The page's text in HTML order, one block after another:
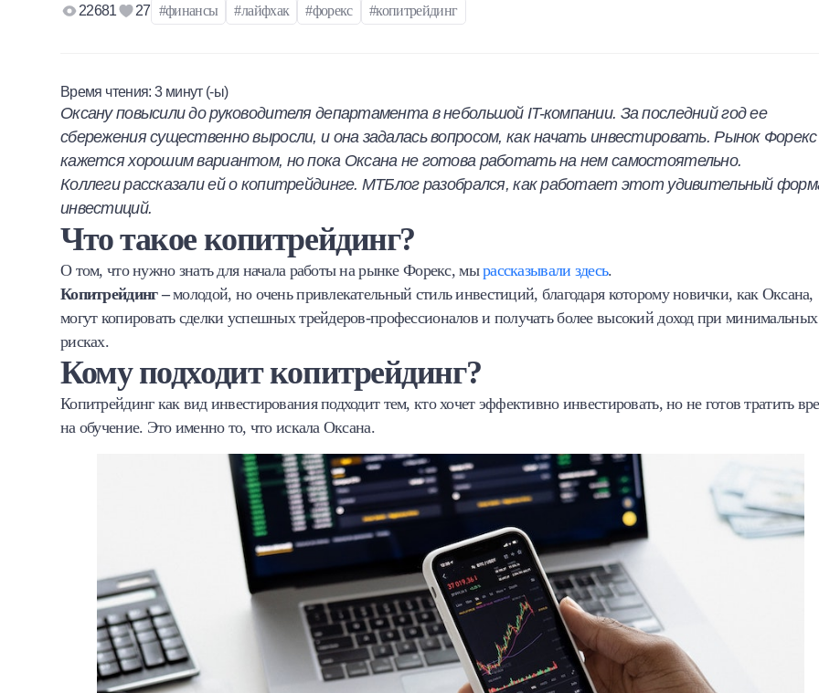
Халва
Онлайн-обменник
Премиальный сервис Prime Line
Мобильный банк MOBY
Потребительский кредит
22681 27 #финансы #лайфхак #форекс #копитрейдинг
Время чтения:3 минут (-ы)
Оксану повысили до руководителя департамента в небольшой IT-компании. За последний год ее
сбережения существенно выросли, и она задалась вопросом, как начать инвестировать. Рынок Форекс
кажется хорошим вариантом, но пока Оксана не готова работать на нем самостоятельно.
Коллеги рассказали ей о копитрейдинге. МТБлог разобрался, как работает этот удивительный
инвестиций.
Что такое копитрейдинг?
О том, что нужно знать для начала работы на рынке Форекс, мырассказывали здесь.
Копитрейдинг –молодой, но очень привлекательный стиль инвестиций, благодаря которому новички, как Оксана,
могут копировать сделки успешных трейдеров-профессионалов и получать более высокий доход при минимальных
рисках.
Кому подходит копитрейдинг?
Копитрейдинг как вид инвестирования подходит тем, кто хочет эффективно инвестировать, но не готов тратить
на обучение. Это именно то, что искала Оксана.